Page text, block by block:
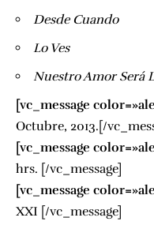
Desde Cuando
Lo Ves
Nuestro Amor Será
[vc_message
Octubre, 2013.[/
[vc_message
hrs. [/vc_message]
[vc_message
XXI [/vc_message]